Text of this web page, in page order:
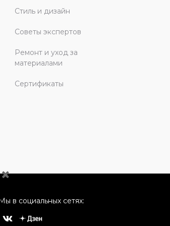
Стиль и дизайн
Советы экспертов
Ремонт и уход за
материалами
Сертификаты
Мы в социальных сетях: